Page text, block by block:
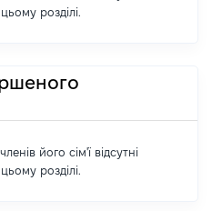
розділі.
його сім'ї відсутні
розділі.